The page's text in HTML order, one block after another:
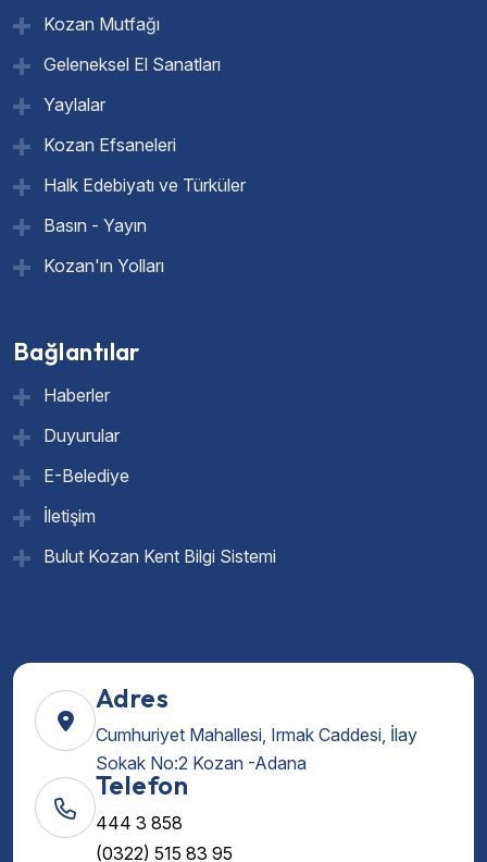
Kozan Mutfağı
Geleneksel El Sanatları
Yaylalar
Kozan Efsaneleri
Halk Edebiyatı ve Türküler
Basın - Yayın
Kozan'ın Yolları
Bağlantılar
Haberler
Duyurular
E-Belediye
İletişim
Bulut Kozan Kent Bilgi Sistemi
Adres
Cumhuriyet Mahallesi, Irmak Caddesi, İlay
Sokak No:2 Kozan -Adana
Telefon
444 3 858
(0322) 515 83 95